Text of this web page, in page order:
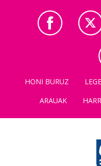
HONI BURUZ
ARAUAK